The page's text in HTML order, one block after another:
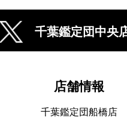
千葉鑑定団中央
店舗情報
千葉鑑定団船橋店